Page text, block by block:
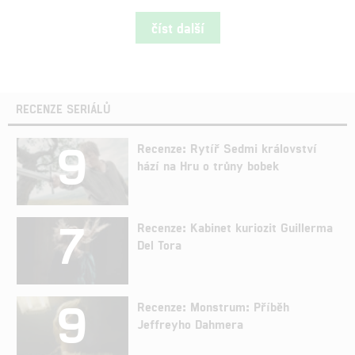
číst další
RECENZE SERIÁLŮ
9
Recenze: Rytíř Sedmi království
hází na Hru o trůny bobek
7
Recenze: Kabinet kuriozit Guillerma
Del Tora
9
Recenze: Monstrum: Příběh
Jeffreyho Dahmera